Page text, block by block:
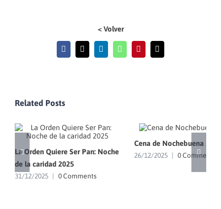
< Volver
Facebook
X LinkedInWhatsAppPinterestEmail
Related Posts
La Orden Quiere Ser Pan: Noche
de la caridad 2025
31/12/2025 0 Comments
Cena de Nochebuena 2025
26/12/2025 0 Comments